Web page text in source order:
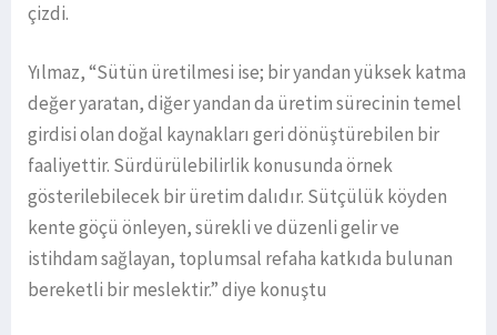
çizdi.
Yılmaz, “Sütün üretilmesi ise; bir yandan yüksek katma
değer yaratan, diğer yandan da üretim sürecinin temel
girdisi olan doğal kaynakları geri dönüştürebilen bir
faaliyettir. Sürdürülebilirlik konusunda örnek
gösterilebilecek bir üretim dalıdır. Sütçülük köyden
kente göçü önleyen, sürekli ve düzenli gelir ve
istihdam sağlayan, toplumsal refaha katkıda bulunan
bereketli bir meslektir.” diye konuştu